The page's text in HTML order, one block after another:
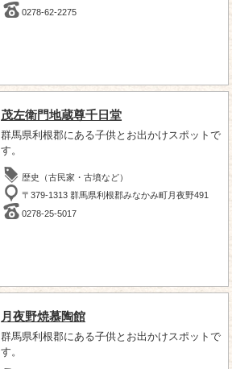
0278-62-2275
茂左衛門地蔵尊千日堂
群馬県利根郡にある子供とお出かけスポットで
す。
歴史（古民家・古墳など）
〒379-1313 群馬県利根郡みなかみ町月夜野491
0278-25-5017
月夜野焼慕陶館
群馬県利根郡にある子供とお出かけスポットで
す。